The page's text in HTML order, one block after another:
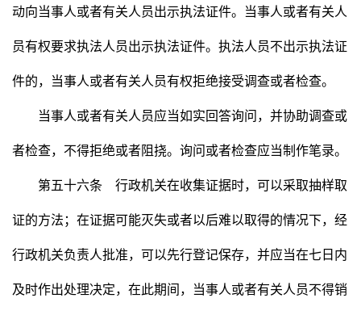
动向当事人或者有关人员出示执法证件。当事人或者有关人
员有权要求执法人员出示执法证件。执法人员不出示执法证
件的，当事人或者有关人员有权拒绝接受调查或者检查。
当事人或者有关人员应当如实回答询问，并协助调查或
者检查，不得拒绝或者阻挠。询问或者检查应当制作笔录。
第五十六条 行政机关在收集证据时，可以采取抽样取
证的方法；在证据可能灭失或者以后难以取得的情况下，经
行政机关负责人批准，可以先行登记保存，并应当在七日内
及时作出处理决定，在此期间，当事人或者有关人员不得销